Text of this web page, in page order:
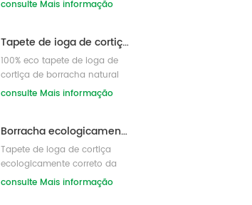
consulte Mais informação
Tapete de ioga de cortiça de marca própria oem com design personalizado
100% eco tapete de ioga de
cortiça de borracha natural
consulte Mais informação
Borracha ecologicamente correta/fitness/tapete de ioga de cortiça personalizado/tapetes de exercício de cortiça
Tapete de ioga de cortiça
ecologicamente correto da
Amazon mais vendido
consulte Mais informação